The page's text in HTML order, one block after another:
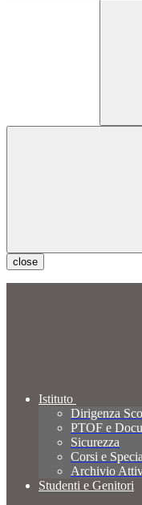
close
Istituto
Dirigenza
PTOF e
Sicurezza
Corsi e
Archivio
Studenti e Genitori